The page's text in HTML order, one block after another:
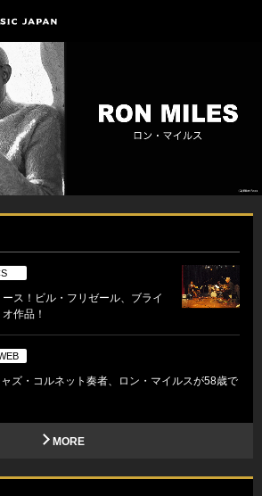
ス！ビル・フリゼール、ブライ
作品！
ズ・コルネット奏者、ロン・マイルスが58歳で
MORE